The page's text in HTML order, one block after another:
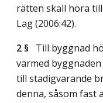
rätten skall höra
Lag (2006:42).
2 § Till byggnad
varmed
till stadigvarande
denna, såsom fast